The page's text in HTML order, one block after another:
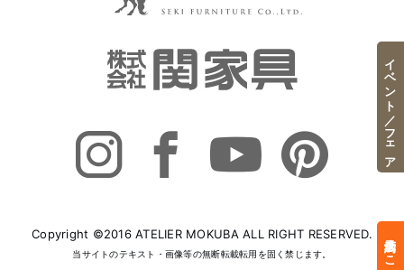
Copyright ©2016 ATELIER MOKUBA ALL RIGHT RESERVED.
当サイトのテキスト・画像等の無断転載転用を固く禁じます。
イベント／フェア